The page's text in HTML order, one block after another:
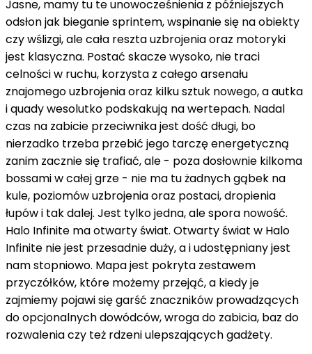
Jasne, mamy tu te unowocześnienia z późniejszych
odsłon jak bieganie sprintem, wspinanie się na obiekty
czy wślizgi, ale cała reszta uzbrojenia oraz motoryki
jest klasyczna. Postać skacze wysoko, nie traci
celności w ruchu, korzysta z całego arsenału
znajomego uzbrojenia oraz kilku sztuk nowego, a autka
i quady wesolutko podskakują na wertepach. Nadal
czas na zabicie przeciwnika jest dość długi, bo
nierzadko trzeba przebić jego tarczę energetyczną
zanim zacznie się trafiać, ale - poza dosłownie kilkoma
bossami w całej grze - nie ma tu żadnych gąbek na
kule, poziomów uzbrojenia oraz postaci, dropienia
łupów i tak dalej. Jest tylko jedna, ale spora nowość.
Halo Infinite ma otwarty świat. Otwarty świat w Halo
Infinite nie jest przesadnie duży, a i udostępniany jest
nam stopniowo. Mapa jest pokryta zestawem
przyczółków, które możemy przejąć, a kiedy je
zajmiemy pojawi się garść znaczników prowadzących
do opcjonalnych dowódców, wroga do zabicia, baz do
rozwalenia czy też rdzeni ulepszających gadżety.